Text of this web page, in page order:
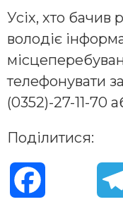
Усіх, хто бачив
володіє
телефонувати
(0352)-27-11-70
Поділитися: